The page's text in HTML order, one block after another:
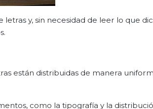
y, sin necesidad de leer lo que
están distribuidas de manera
como la tipografía y la